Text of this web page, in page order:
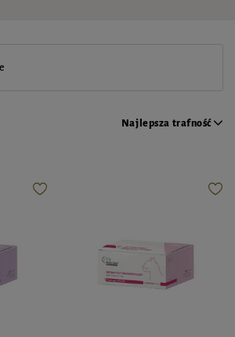
Najlepsza trafność